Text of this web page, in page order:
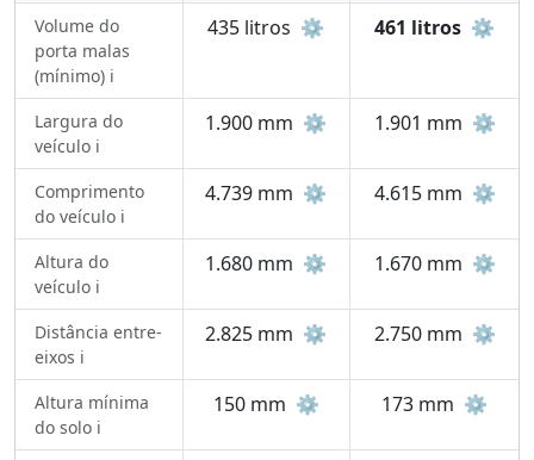
Volume do
porta malas
(mínimo) ℹ️
435 litros ⚙️ 461 litros ⚙️
Largura do
veículo ℹ️
1.900 mm ⚙️ 1.901 mm ⚙️
Comprimento
do veículo ℹ️
4.739 mm ⚙️ 4.615 mm ⚙️
Altura do
veículo ℹ️
1.680 mm ⚙️ 1.670 mm ⚙️
Distância entre-
eixos ℹ️
2.825 mm ⚙️ 2.750 mm ⚙️
Altura mínima
do solo ℹ️
150 mm ⚙️ 173 mm ⚙️